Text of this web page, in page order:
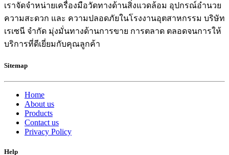
เราจัดจำหน่ายเครื่องมือวัดทางด้านสิ่งแวดล้อม อุปกรณ์อำนวย
ความสะดวก และ ความปลอดภัยในโรงงานอุตสาหกรรม บริษัท
เรเซนี จำกัด มุ่งมั่นทางด้านการขาย การตลาด ตลอดจนการให้
บริการที่ดีเยี่ยมกับคุณลูกค้า
Sitemap
Home
About us
Products
Contact us
Privacy Policy
Help